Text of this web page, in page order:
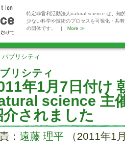
特定非営利活動法人natural science は、知
少ない科学や技術のプロセスを可視化・共
の団体です。 | More ≫
パブリシティ
リシティ
年1月7日付け
science 主
介されました
： 遠藤 理平 （2011年1